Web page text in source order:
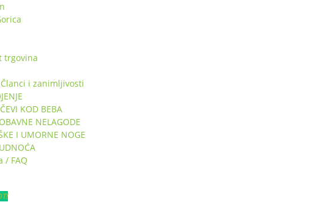
trgovina
Članci i zanimljivosti
KOD BEBA
NELAGODE
I UMORNE NOGE
/ FAQ